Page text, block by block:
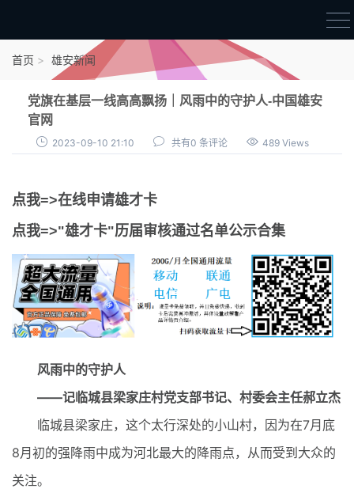
首页
审核通过公示
首页 雄安新闻
党旗在基层一线高高飘扬｜风雨中的守护人-中国雄安
官网
2023-09-10 21:10 共有0 条评论 489 Views
点我=>在线申请雄才卡
点我=>"雄才卡"历届审核通过名单公示合集
风雨中的守护人
——记临城县梁家庄村党支部书记、村委会主任郝立杰
临城县梁家庄，这个太行深处的小山村，因为在7月底
8月初的强降雨中成为河北最大的降雨点，从而受到大众的
关注。